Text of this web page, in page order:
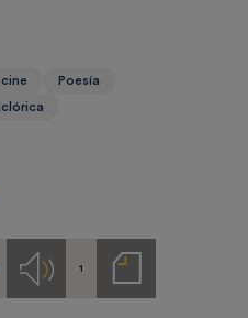
Poesía
Audios1
Notas
de